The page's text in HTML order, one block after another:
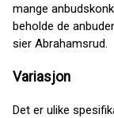
mange
beholde de
sier Abrahamsrud.
Variasjon
Det er ulike